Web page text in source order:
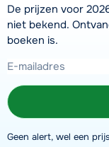
De prijzen voor
niet bekend.
boeken is.
Geen alert, wel een